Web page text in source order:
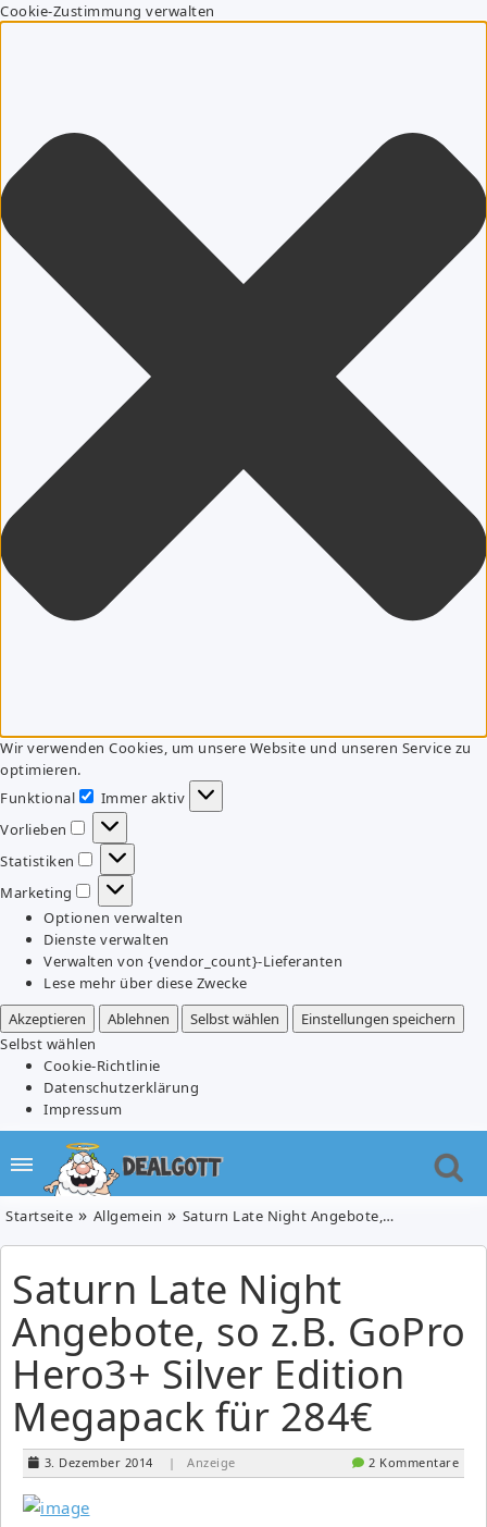
Cookie-Zustimmung verwalten
Wir verwenden Cookies, um unsere Website und unseren Service zu
optimieren.
Funktional
Funktional
Immer aktiv
Vorlieben
Vorlieben
Statistiken
Statistiken
Marketing
Marketing
Optionen verwalten
Dienste verwalten
Verwalten von {vendor_count}-Lieferanten
Lese mehr über diese Zwecke
Akzeptieren
Ablehnen Selbst wählen
Einstellungen speichern
Selbst wählen
Cookie-Richtlinie
Datenschutzerklärung
Impressum
Startseite Allgemein Saturn Late Night Angebote, so z.B. GoPro Hero3+ Silver Edition Megapack für 284€
Saturn Late Night
Angebote, so z.B. GoPro
Hero3+ Silver Edition
Megapack für 284€
3. Dezember 2014 | Anzeige 2 Kommentare